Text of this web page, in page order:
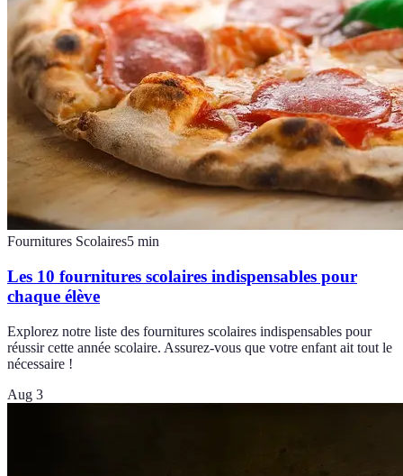
Fournitures Scolaires5 min
Les 10 fournitures scolaires indispensables pour
chaque élève
Explorez notre liste des fournitures scolaires indispensables pour
réussir cette année scolaire. Assurez-vous que votre enfant ait tout le
nécessaire !
Aug 3